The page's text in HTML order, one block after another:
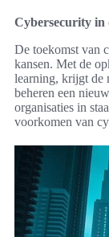
Cybersecurity in
De toekomst van
kansen. Met de
learning, krijgt de
beheren een
organisaties in
voorkomen van